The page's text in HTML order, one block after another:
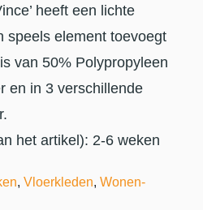
heeft een lichte
speels element toevoegt
van 50% Polypropyleen
en in 3 verschillende
het artikel): 2-6 weken
, Vloerkleden, Wonen-